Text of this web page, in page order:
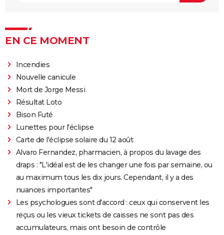
EN CE MOMENT
Incendies
Nouvelle canicule
Mort de Jorge Messi
Résultat Loto
Bison Futé
Lunettes pour l'éclipse
Carte de l'éclipse solaire du 12 août
Alvaro Fernandez, pharmacien, à propos du lavage des
draps : "L'idéal est de les changer une fois par semaine, ou
au maximum tous les dix jours. Cependant, il y a des
nuances importantes"
Les psychologues sont d'accord : ceux qui conservent les
reçus ou les vieux tickets de caisses ne sont pas des
accumulateurs, mais ont besoin de contrôle